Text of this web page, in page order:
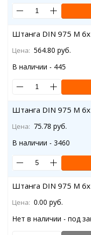
Штанга DIN 975 M
Цена: 564.80 руб.
В наличии - 445
Штанга DIN 975 M
Цена: 75.78 руб.
В наличии - 3460
Штанга DIN 975 M
Цена: 0.00 руб.
Нет в наличии - под